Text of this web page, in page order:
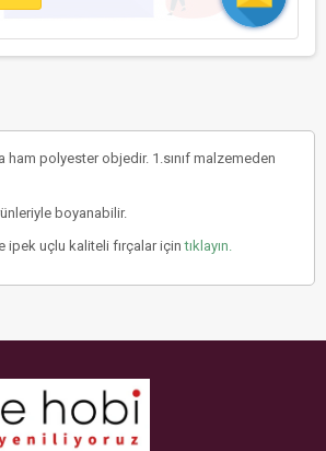
ham polyester objedir. 1.sınıf malzemeden
boyanabilir.
ipek uçlu kaliteli fırçalar içintıklayın.